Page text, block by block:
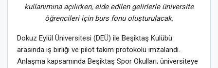
kullanımına açılırken, elde edilen gelirlerle üniversite
öğrencileri için burs fonu oluşturulacak.
Dokuz Eylül Üniversitesi (DEÜ) ile Beşiktaş Kulübü
arasında iş birliği ve pilot takım protokolü imzalandı.
Anlaşma kapsamında Beşiktaş Spor Okulları; üniversiteye